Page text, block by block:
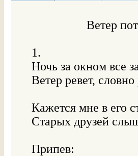
Ветер
1.
Ночь за окном все
Ветер ревет,
Кажется мне в его
Старых друзей
Припев: